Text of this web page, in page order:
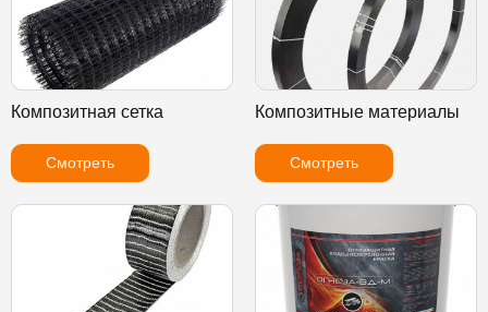
Композитная сетка
Смотреть
Композитные материалы
Смотреть